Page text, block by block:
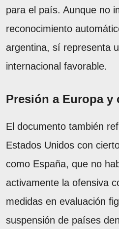
para el país. Aunque no
reconocimiento
argentina, sí representa
internacional favorable.
Presión a Europa y
El documento también
Estados Unidos con
como España, que no
activamente la ofensiva
medidas en evaluación
suspensión de países